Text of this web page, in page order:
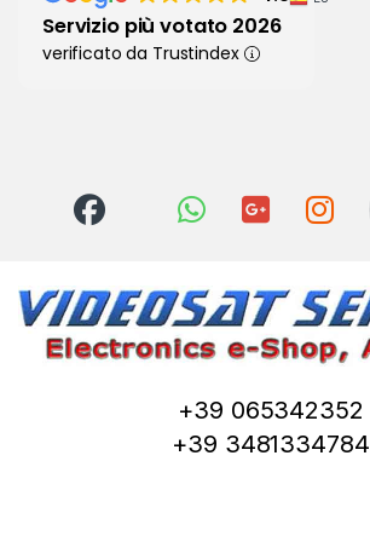
Servizio più votato 2026
verificato da Trustindex
+39 065342352
+39 3481334784